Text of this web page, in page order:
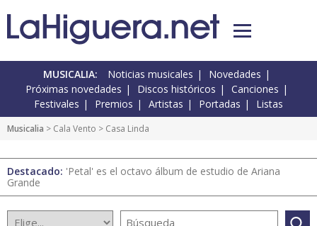
MUSICALIA: Noticias musicales
Novedades
Próximas novedades
Discos históricos
Canciones
Festivales
Premios Artistas Portadas Listas
Musicalia > Cala Vento > Casa Linda
Destacado: 'Petal' es el octavo álbum de estudio de Ariana
Grande